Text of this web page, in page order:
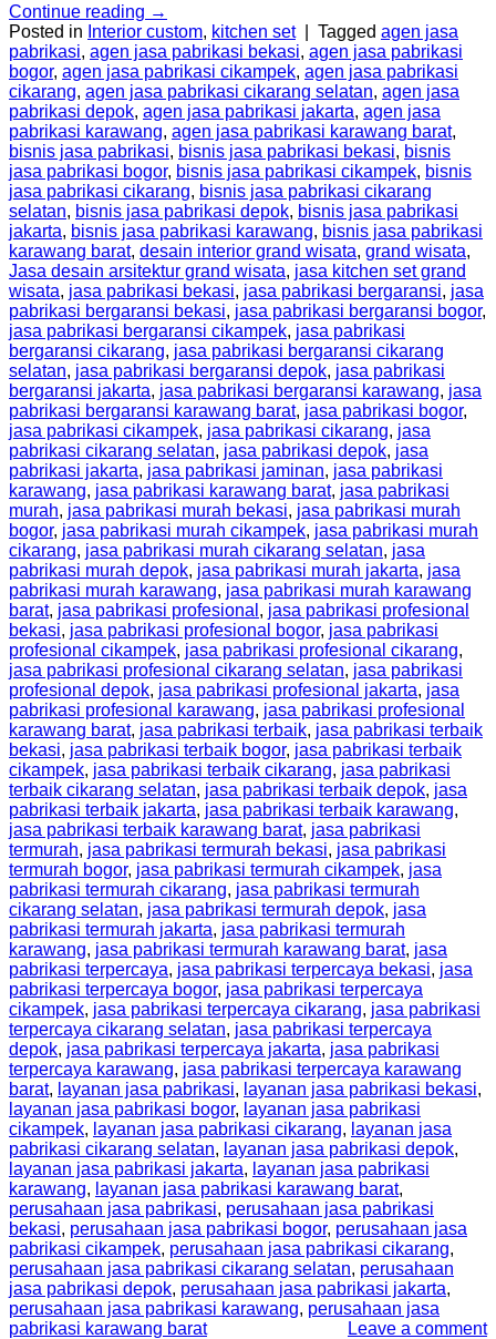
Continue reading →
Posted in Interior custom, kitchen set Tagged agen jasa
pabrikasi, agen jasa pabrikasi bekasi, agen jasa pabrikasi
bogor, agen jasa pabrikasi cikampek, agen jasa pabrikasi
cikarang, agen jasa pabrikasi cikarang selatan, agen jasa
pabrikasi depok, agen jasa pabrikasi jakarta, agen jasa
pabrikasi karawang, agen jasa pabrikasi karawang barat,
bisnis jasa pabrikasi, bisnis jasa pabrikasi bekasi, bisnis
jasa pabrikasi bogor, bisnis jasa pabrikasi cikampek, bisnis
jasa pabrikasi cikarang, bisnis jasa pabrikasi cikarang
selatan, bisnis jasa pabrikasi depok, bisnis jasa pabrikasi
jakarta, bisnis jasa pabrikasi karawang, bisnis jasa pabrikasi
karawang barat, desain interior grand wisata, grand wisata,
Jasa desain arsitektur grand wisata, jasa kitchen set grand
wisata, jasa pabrikasi bekasi, jasa pabrikasi bergaransi, jasa
pabrikasi bergaransi bekasi, jasa pabrikasi bergaransi bogor,
jasa pabrikasi bergaransi cikampek, jasa pabrikasi
bergaransi cikarang, jasa pabrikasi bergaransi cikarang
selatan, jasa pabrikasi bergaransi depok, jasa pabrikasi
bergaransi jakarta, jasa pabrikasi bergaransi karawang, jasa
pabrikasi bergaransi karawang barat, jasa pabrikasi bogor,
jasa pabrikasi cikampek, jasa pabrikasi cikarang, jasa
pabrikasi cikarang selatan, jasa pabrikasi depok, jasa
pabrikasi jakarta, jasa pabrikasi jaminan, jasa pabrikasi
karawang, jasa pabrikasi karawang barat, jasa pabrikasi
murah, jasa pabrikasi murah bekasi, jasa pabrikasi murah
bogor, jasa pabrikasi murah cikampek, jasa pabrikasi murah
cikarang, jasa pabrikasi murah cikarang selatan, jasa
pabrikasi murah depok, jasa pabrikasi murah jakarta, jasa
pabrikasi murah karawang, jasa pabrikasi murah karawang
barat, jasa pabrikasi profesional , jasa pabrikasi profesional
bekasi, jasa pabrikasi profesional bogor, jasa pabrikasi
profesional cikampek, jasa pabrikasi profesional cikarang,
jasa pabrikasi profesional cikarang selatan, jasa pabrikasi
profesional depok, jasa pabrikasi profesional jakarta, jasa
pabrikasi profesional karawang, jasa pabrikasi profesional
karawang barat, jasa pabrikasi terbaik, jasa pabrikasi terbaik
bekasi, jasa pabrikasi terbaik bogor, jasa pabrikasi terbaik
cikampek, jasa pabrikasi terbaik cikarang, jasa pabrikasi
terbaik cikarang selatan, jasa pabrikasi terbaik depok, jasa
pabrikasi terbaik jakarta, jasa pabrikasi terbaik karawang,
jasa pabrikasi terbaik karawang barat, jasa pabrikasi
termurah, jasa pabrikasi termurah bekasi, jasa pabrikasi
termurah bogor, jasa pabrikasi termurah cikampek, jasa
pabrikasi termurah cikarang, jasa pabrikasi termurah
cikarang selatan, jasa pabrikasi termurah depok, jasa
pabrikasi termurah jakarta, jasa pabrikasi termurah
karawang, jasa pabrikasi termurah karawang barat, jasa
pabrikasi terpercaya, jasa pabrikasi terpercaya bekasi, jasa
pabrikasi terpercaya bogor, jasa pabrikasi terpercaya
cikampek, jasa pabrikasi terpercaya cikarang, jasa pabrikasi
terpercaya cikarang selatan, jasa pabrikasi terpercaya
depok, jasa pabrikasi terpercaya jakarta, jasa pabrikasi
terpercaya karawang, jasa pabrikasi terpercaya karawang
barat, layanan jasa pabrikasi, layanan jasa pabrikasi bekasi,
layanan jasa pabrikasi bogor, layanan jasa pabrikasi
cikampek, layanan jasa pabrikasi cikarang, layanan jasa
pabrikasi cikarang selatan, layanan jasa pabrikasi depok,
layanan jasa pabrikasi jakarta, layanan jasa pabrikasi
karawang, layanan jasa pabrikasi karawang barat,
perusahaan jasa pabrikasi, perusahaan jasa pabrikasi
bekasi, perusahaan jasa pabrikasi bogor, perusahaan jasa
pabrikasi cikampek, perusahaan jasa pabrikasi cikarang,
perusahaan jasa pabrikasi cikarang selatan, perusahaan
jasa pabrikasi depok, perusahaan jasa pabrikasi jakarta,
perusahaan jasa pabrikasi karawang, perusahaan jasa
pabrikasi karawang barat
Leave a comment